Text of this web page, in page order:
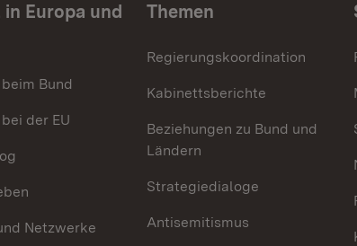
in Europa und
Bund
der EU
Netzwerke
Themen
Regierungskoordination
Kabinettsberichte
Beziehungen zu Bund und
Ländern
Strategiedialoge
Antisemitismus